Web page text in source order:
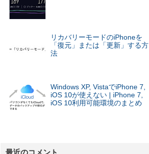
リカバリーモードのiPhoneを
「復元」または「更新」する方
法
Windows XP, VistaでiPhone 7,
iOS 10が使えない | iPhone 7,
iOS 10利用可能環境のまとめ
最近のコメント